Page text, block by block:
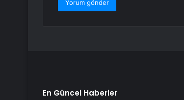
En Güncel Haberler